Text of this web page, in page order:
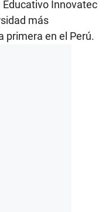
Educativo Innovatec
más
primera en el Perú.